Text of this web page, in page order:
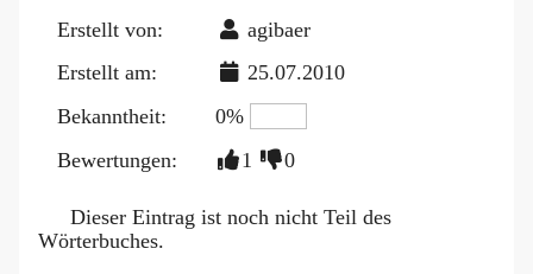
Erstellt von:
agibaer
Erstellt am:
25.07.2010
Bekanntheit:
0%
Bewertungen:
1 0
Dieser Eintrag ist noch nicht Teil des
Wörterbuches.